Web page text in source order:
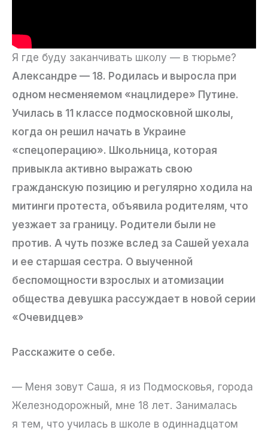
Я где буду заканчивать школу — в тюрьме?
Александре — 18. Родилась и выросла при
одном несменяемом «нацлидере» Путине.
Училась в 11 классе подмосковной школы,
когда он решил начать в Украине
«спецоперацию». Школьница, которая
привыкла активно выражать свою
гражданскую позицию и регулярно ходила на
митинги протеста, объявила родителям, что
уезжает за границу. Родители были не
против. А чуть позже вслед за Сашей уехала
и ее старшая сестра. О выученной
беспомощности взрослых и атомизации
общества девушка рассуждает в новой серии
«Очевидцев»
Расскажите о себе.
— Меня зовут Саша, я из Подмосковья, города
Железнодорожный, мне 18 лет. Занималась
я тем, что училась в школе в одиннадцатом